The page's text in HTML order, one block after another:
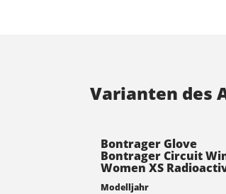
Varianten des
Bontrager Glove
Bontrager Circuit
Women XS
Modelljahr